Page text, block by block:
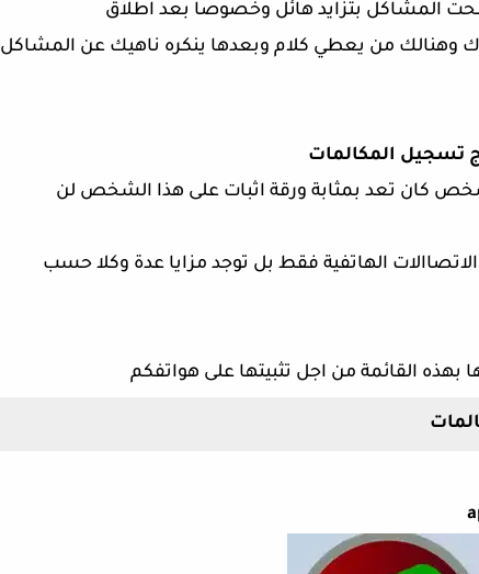
المشاكل بتزايد هائل وخصوصا بعد اطلاق
من يعطي كلام وبعدها ينكره ناهيك عن المشاكل
تسجيل المكالمات
كان تعد بمثابة ورقة اثبات على هذا الشخص لن
الهاتفية فقط بل توجد مزايا عدة وكلا حسب
بهذه القائمة من اجل تثبيتها على هواتفكم